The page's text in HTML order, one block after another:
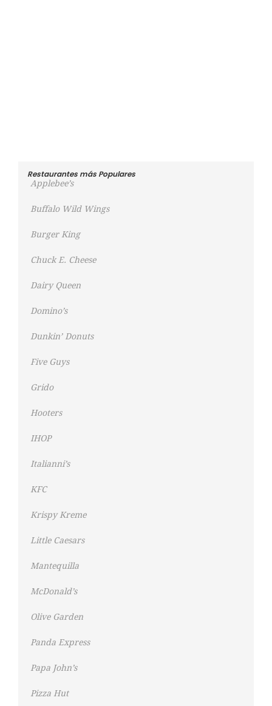
Restaurantes más Populares
Applebee’s
Buffalo Wild Wings
Burger King
Chuck E. Cheese
Dairy Queen
Domino’s
Dunkin’ Donuts
Five Guys
Grido
Hooters
IHOP
Italianni’s
KFC
Krispy Kreme
Little Caesars
Mantequilla
McDonald’s
Olive Garden
Panda Express
Papa John’s
Pizza Hut